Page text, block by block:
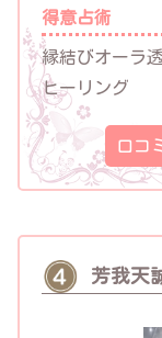
得意占術
縁結びオーラ
ヒーリング
口コ
芳我天